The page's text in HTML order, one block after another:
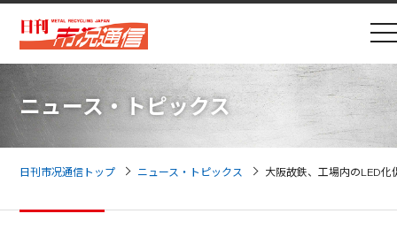
ニュース・トピックス
日刊市况通信トップ ニュース・トピックス 大阪故鉄、工場内のLED化